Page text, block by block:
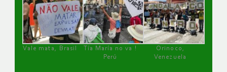
Vale mata, Brasil
Tía María no va !
Perú
Orinoco,
Venezuela